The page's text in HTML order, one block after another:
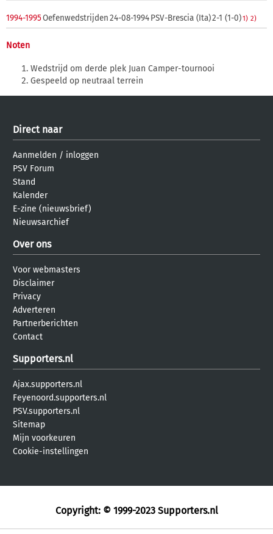
1994-1995Oefenwedstrijden24-08-1994PSV-Brescia (Ita)2-1 (1-0)1) 2)
Noten
Wedstrijd om derde plek Juan Camper-tournooi
Gespeeld op neutraal terrein
Direct naar
Aanmelden / inloggen
PSV Forum
Stand
Kalender
E-zine (nieuwsbrief)
Nieuwsarchief
Over ons
Voor webmasters
Disclaimer
Privacy
Adverteren
Partnerberichten
Contact
Supporters.nl
Ajax.supporters.nl
Feyenoord.supporters.nl
PSV.supporters.nl
Sitemap
Mijn voorkeuren
Cookie-instellingen
Copyright: © 1999-2023 Supporters.nl